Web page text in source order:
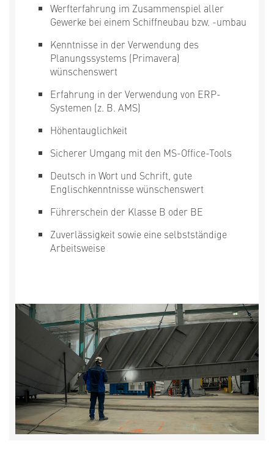
Werfterfahrung im Zusammenspiel aller
Gewerke bei einem Schiffneubau bzw. -umbau
Kenntnisse in der Verwendung des
Planungssystems (Primavera)
wünschenswert
Erfahrung in der Verwendung von ERP-
Systemen (z. B. AMS)
Höhentauglichkeit
Sicherer Umgang mit den MS-Office-Tools
Deutsch in Wort und Schrift, gute
Englischkenntnisse wünschenswert
Führerschein der Klasse B oder BE
Zuverlässigkeit sowie eine selbstständige
Arbeitsweise